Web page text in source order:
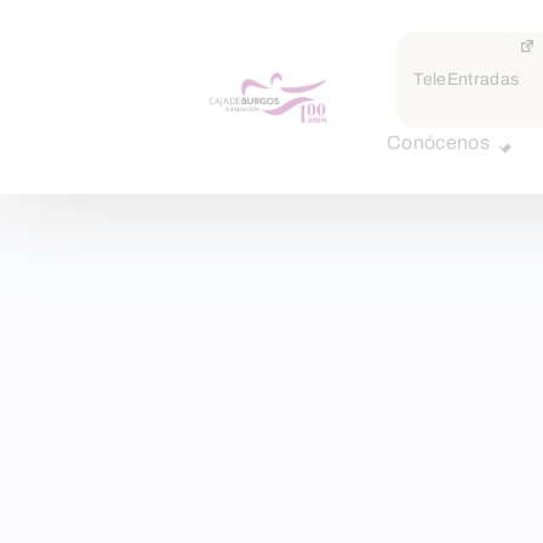
TeleEntradas
Conócenos